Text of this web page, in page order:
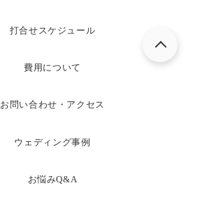
打合せスケジュール
費用について
お問い合わせ・アクセス
ウェディング事例
お悩みQ&A